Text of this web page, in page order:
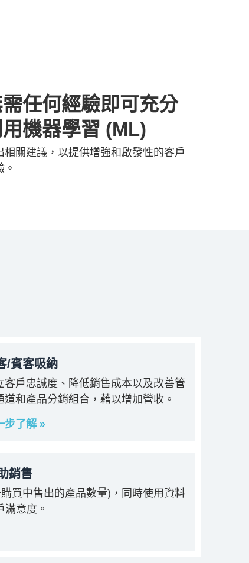
任何經驗即可充分
機器學習 (ML)
相關建議，以提供增強和啟發性的客戶
。
/賓客吸納
客戶忠誠度、降低銷售成本以及改善管
道和產品分銷組合，藉以增加營收。
步了解 »
銷售
買中售出的產品數量)，同時使用資料
意度。